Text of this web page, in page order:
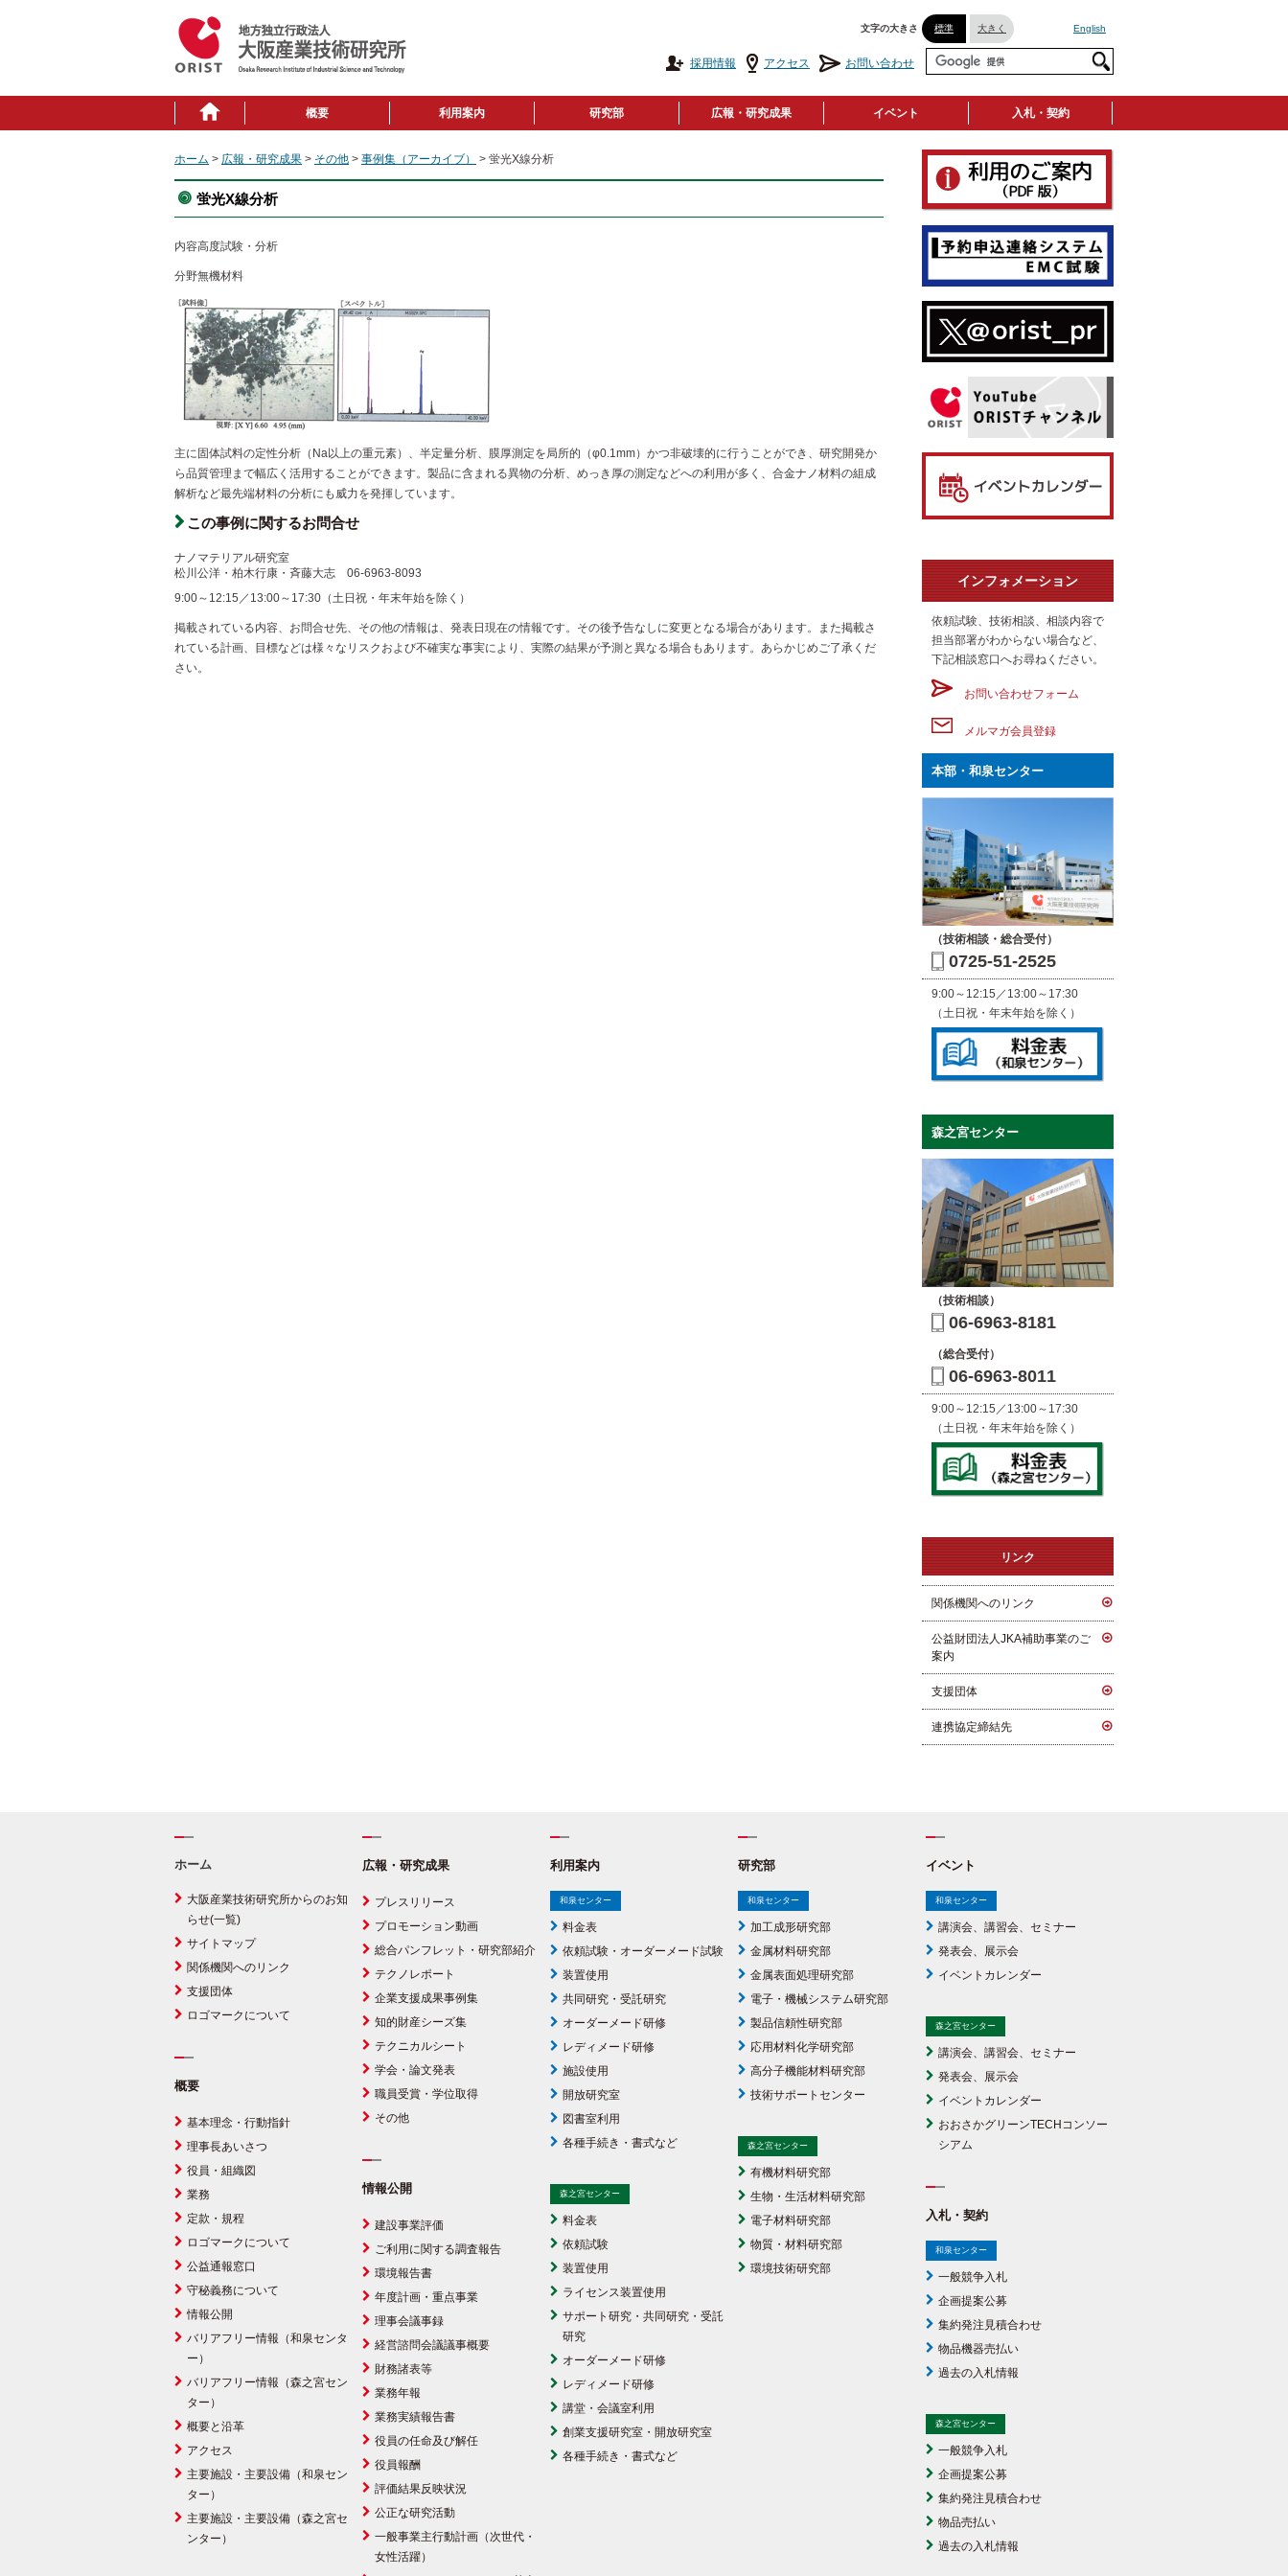
標準 大きく English
文字の大きさ
採用情報 アクセス お問い合わせ
概要 利用案内 研究部 広報・研究成果 イベント 入札・契約
ホーム > 広報・研究成果 > その他 > 事例集（アーカイブ） > 蛍光X線分析
蛍光X線分析
内容高度試験・分析
分野無機材料
主に固体試料の定性分析（ Na以上の重元素）、半定量分析、膜厚測定を局所的（φ0.1mm）かつ非破壊的に行うことができ、研究開発か
ら品質管理まで幅広く活用することができます。製品に含まれる異物の分析、めっき厚の測定などへの利用が多く、合金ナノ材料の組成
解析など最先端材料の分析にも威力を発揮しています。
この事例に関するお問合せ
ナノマテリアル研究室
松川公洋・柏木行康・斉藤大志 06-6963-8093
9:00～12:15／13:00～17:30（土日祝・年末年始を除く）
掲載されている内容、お問合せ先、その他の情報は、発表日現在の情報です。その後予告なしに変更となる場合があります。また掲載さ
れている計画、目標などは様々なリスクおよび不確実な事実により、実際の結果が予測と異なる場合もあります。あらかじめご了承くだ
さい。
インフォメーション
依頼試験、技術相談、相談内容で
担当部署がわからない場合など、
下記相談窓口へお尋ねください。
お問い合わせフォーム
メルマガ会員登録
本部・和泉センター
（技術相談・総合受付）
0725-51-2525
9:00～12:15／13:00～17:30
（土日祝・年末年始を除く）
森之宮センター
（技術相談）
06-6963-8181
（総合受付）
06-6963-8011
9:00～12:15／13:00～17:30
（土日祝・年末年始を除く）
リンク
関係機関へのリンク
公益財団法人JKA補助事業のご
案内
支援団体
連携協定締結先
ホーム
大阪産業技術研究所からのお知
らせ(一覧)
サイトマップ
関係機関へのリンク
支援団体
ロゴマークについて
概要
基本理念・行動指針
理事長あいさつ
役員・組織図
業務
定款・規程
ロゴマークについて
公益通報窓口
守秘義務について
情報公開
バリアフリー情報（和泉センタ
ー）
バリアフリー情報（森之宮セン
ター）
概要と沿革
アクセス
主要施設・主要設備（和泉セン
ター）
主要施設・主要設備（森之宮セ
ンター）
広報・研究成果
プレスリリース
プロモーション動画
総合パンフレット・研究部紹介
テクノレポート
企業支援成果事例集
知的財産シーズ集
テクニカルシート
学会・論文発表
職員受賞・学位取得
その他
情報公開
建設事業評価
ご利用に関する調査報告
環境報告書
年度計画・重点事業
理事会議事録
経営諮問会議議事概要
財務諸表等
業務年報
業務実績報告書
役員の任命及び解任
役員報酬
評価結果反映状況
公正な研究活動
一般事業主行動計画（次世代・
女性活躍）
利用案内
和泉センター
料金表
依頼試験・オーダーメード試験
装置使用
共同研究・受託研究
オーダーメード研修
レディメード研修
施設使用
開放研究室
図書室利用
各種手続き・書式など
森之宮センター
料金表
依頼試験
装置使用
ライセンス装置使用
サポート研究・共同研究・受託
研究
オーダーメード研修
レディメード研修
講堂・会議室利用
創業支援研究室・開放研究室
各種手続き・書式など
研究部
和泉センター
加工成形研究部
金属材料研究部
金属表面処理研究部
電子・機械システム研究部
製品信頼性研究部
応用材料化学研究部
高分子機能材料研究部
技術サポートセンター
森之宮センター
有機材料研究部
生物・生活材料研究部
電子材料研究部
物質・材料研究部
環境技術研究部
イベント
和泉センター
講演会、講習会、セミナー
発表会、展示会
イベントカレンダー
森之宮センター
講演会、講習会、セミナー
発表会、展示会
イベントカレンダー
おおさかグリーンTECHコンソー
シアム
入札・契約
和泉センター
一般競争入札
企画提案公募
集約発注見積合わせ
物品機器売払い
過去の入札情報
森之宮センター
一般競争入札
企画提案公募
集約発注見積合わせ
物品売払い
過去の入札情報